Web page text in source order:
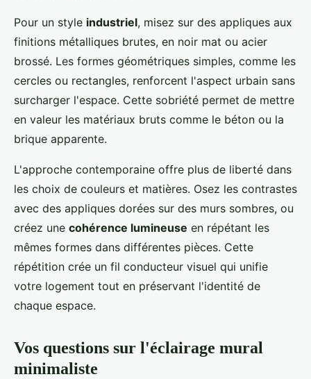
Pour un style industriel, misez sur des appliques aux
finitions métalliques brutes, en noir mat ou acier
brossé. Les formes géométriques simples, comme les
cercles ou rectangles, renforcent l'aspect urbain sans
surcharger l'espace. Cette sobriété permet de mettre
en valeur les matériaux bruts comme le béton ou la
brique apparente.
L'approche contemporaine offre plus de liberté dans
les choix de couleurs et matières. Osez les contrastes
avec des appliques dorées sur des murs sombres, ou
créez une cohérence lumineuse en répétant les
mêmes formes dans différentes pièces. Cette
répétition crée un fil conducteur visuel qui unifie
votre logement tout en préservant l'identité de
chaque espace.
Vos questions sur l'éclairage mural
minimaliste